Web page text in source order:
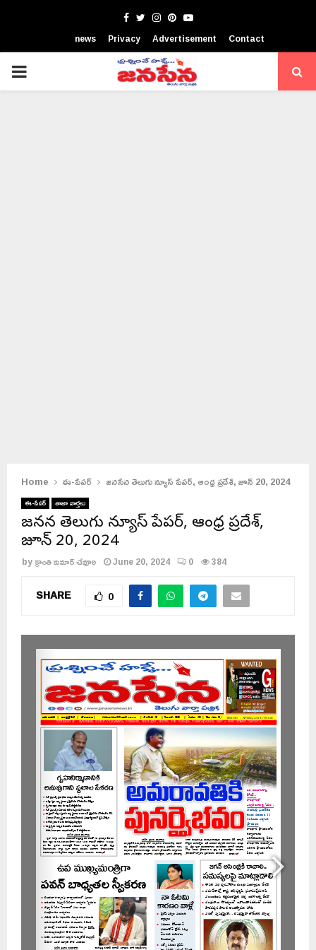
Facebook
TwitterInstagram
Pinterest
Youtube
news Privacy Advertisement Contact
PRIMARY
Home ఈ-పేపర్ జనసేన తెలుగు న్యూస్ పేపర్, ఆంధ్ర ప్రదేశ్, జూన్ 20, 2024
ఈ-పేపర్ తాజా వార్తలు
జనసేన తెలుగు న్యూస్ పేపర్, ఆంధ్ర ప్రదేశ్,
జూన్ 20, 2024
byక్రాంతి కుమార్ చేవూరి June 20, 2024 0 384
SHARE 0